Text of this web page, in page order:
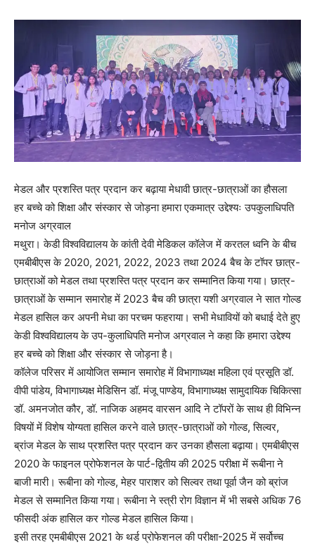
मेडल और प्रशस्ति पत्र प्रदान कर बढ़ाया मेधावी छात्र-छात्राओं का हौसला
हर बच्चे को शिक्षा और संस्कार से जोड़ना हमारा एकमात्र उद्देश्यः उपकुलाधिपति
मनोज अग्रवाल
मथुरा। केडी विश्वविद्यालय के कांती देवी मेडिकल कॉलेज में करतल ध्वनि के बीच
एमबीबीएस के 2020, 2021, 2022, 2023 तथा 2024 बैच के टॉपर छात्र-
छात्राओं को मेडल तथा प्रशस्ति पत्र प्रदान कर सम्मानित किया गया। छात्र-
छात्राओं के सम्मान समारोह में 2023 बैच की छात्रा यशी अग्रवाल ने सात गोल्ड
मेडल हासिल कर अपनी मेधा का परचम फहराया। सभी मेधावियों को बधाई देते हुए
केडी विश्वविद्यालय के उप-कुलाधिपति मनोज अग्रवाल ने कहा कि हमारा उद्देश्य
हर बच्चे को शिक्षा और संस्कार से जोड़ना है।
कॉलेज परिसर में आयोजित सम्मान समारोह में विभागाध्यक्ष महिला एवं प्रसूति डॉ.
वीपी पांडेय, विभागाध्यक्ष मेडिसिन डॉ. मंजू पाण्डेय, विभागाध्यक्ष सामुदायिक चिकित्सा
डॉ. अमनजोत कौर, डॉ. नाजिक अहमद वारसन आदि ने टॉपरों के साथ ही विभिन्न
विषयों में विशेष योग्यता हासिल करने वाले छात्र-छात्राओं को गोल्ड, सिल्वर,
ब्रांज मेडल के साथ प्रशस्ति पत्र प्रदान कर उनका हौसला बढ़ाया। एमबीबीएस
2020 के फाइनल प्रोफेशनल के पार्ट-द्वितीय की 2025 परीक्षा में रूबीना ने
बाजी मारी। रूबीना को गोल्ड, मेहर पाराशर को सिल्वर तथा पूर्वा जैन को ब्रांज
मेडल से सम्मानित किया गया। रूबीना ने स्त्री रोग विज्ञान में भी सबसे अधिक 76
फीसदी अंक हासिल कर गोल्ड मेडल हासिल किया।
इसी तरह एमबीबीएस 2021 के थर्ड प्रोफेशनल की परीक्षा-2025 में सर्वोच्च